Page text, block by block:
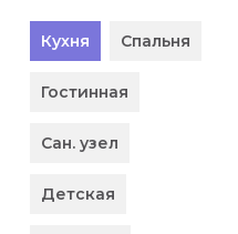
Кухня Спальня
Гостинная
Сан. узел
Детская